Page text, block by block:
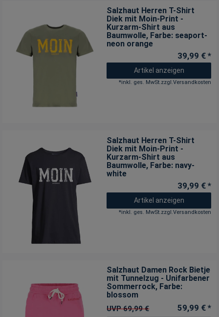
Salzhaut Herren T-Shirt
Diek mit Moin-Print -
Kurzarm-Shirt aus
Baumwolle, Farbe: seaport-
neon orange
39,99 € *
Artikel anzeigen
*inkl. ges. MwSt.zzgl.Versandkosten
Salzhaut Herren T-Shirt
Diek mit Moin-Print -
Kurzarm-Shirt aus
Baumwolle, Farbe: navy-
white
39,99 € *
Artikel anzeigen
*inkl. ges. MwSt. zzgl. Versandkosten
Salzhaut Damen Rock Bietje
mit Tunnelzug - Unifarbener
Sommerrock, Farbe:
blossom
UVP 69,99 € 59,99 € *